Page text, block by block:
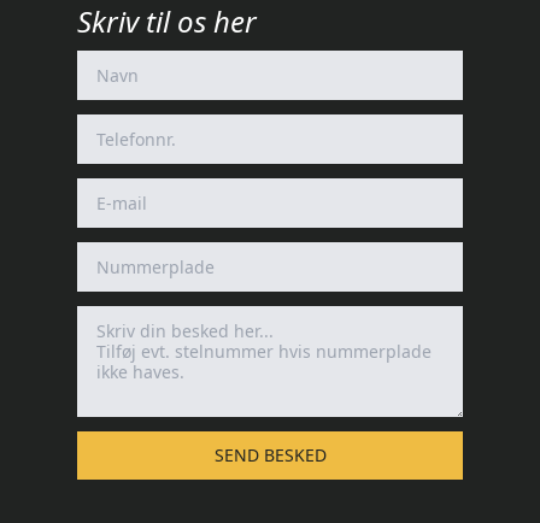
Skriv til os her
SEND BESKED